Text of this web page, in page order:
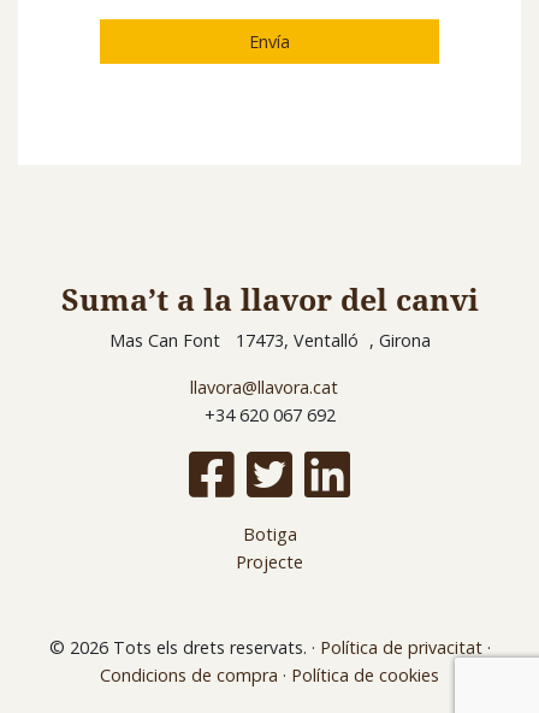
Envía
Suma’t a la llavor del canvi
Mas Can Font 17473, Ventalló , Girona
llavora@llavora.cat
+34 620 067 692
Botiga
Projecte
© 2026 Tots els drets reservats. · Política de privacitat·
Condicions de compra · Política de cookies